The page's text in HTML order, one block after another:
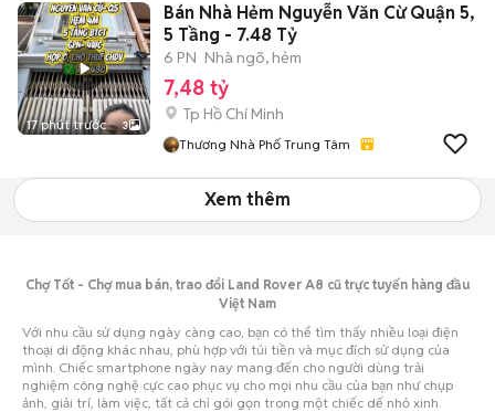
17 phút trước 3
Bán Nhà Hẻm Nguyễn Văn Cừ Quận 5,
5 Tầng - 7.48 Tỷ
6 PN Nhà ngõ, hẻm
7,48 tỷ
Tp Hồ Chí Minh
Thương Nhà Phố Trung Tâm
Xem thêm
Chợ Tốt - Chợ mua bán, trao đổi Land Rover A8 cũ trực tuyến hàng đầu
Việt Nam
Với nhu cầu sử dụng ngày càng cao, bạn có thể tìm thấy nhiều loại điện
thoại di động khác nhau, phù hợp với túi tiền và mục đích sử dụng của
mình. Chiếc smartphone ngày nay mang đến cho người dùng trải
nghiệm công nghệ cực cao phục vụ cho mọi nhu cầu của bạn như chụp
ảnh, giải trí, làm việc, tất cả chỉ gói gọn trong một chiếc dế nhỏ xinh.